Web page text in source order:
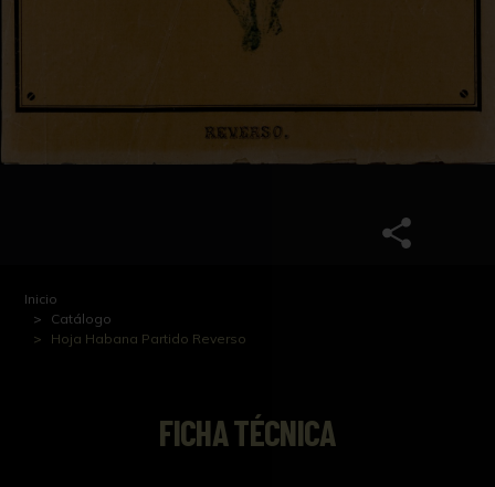
Inicio
Catálogo
Hoja Habana Partido Reverso
FICHA TÉCNICA